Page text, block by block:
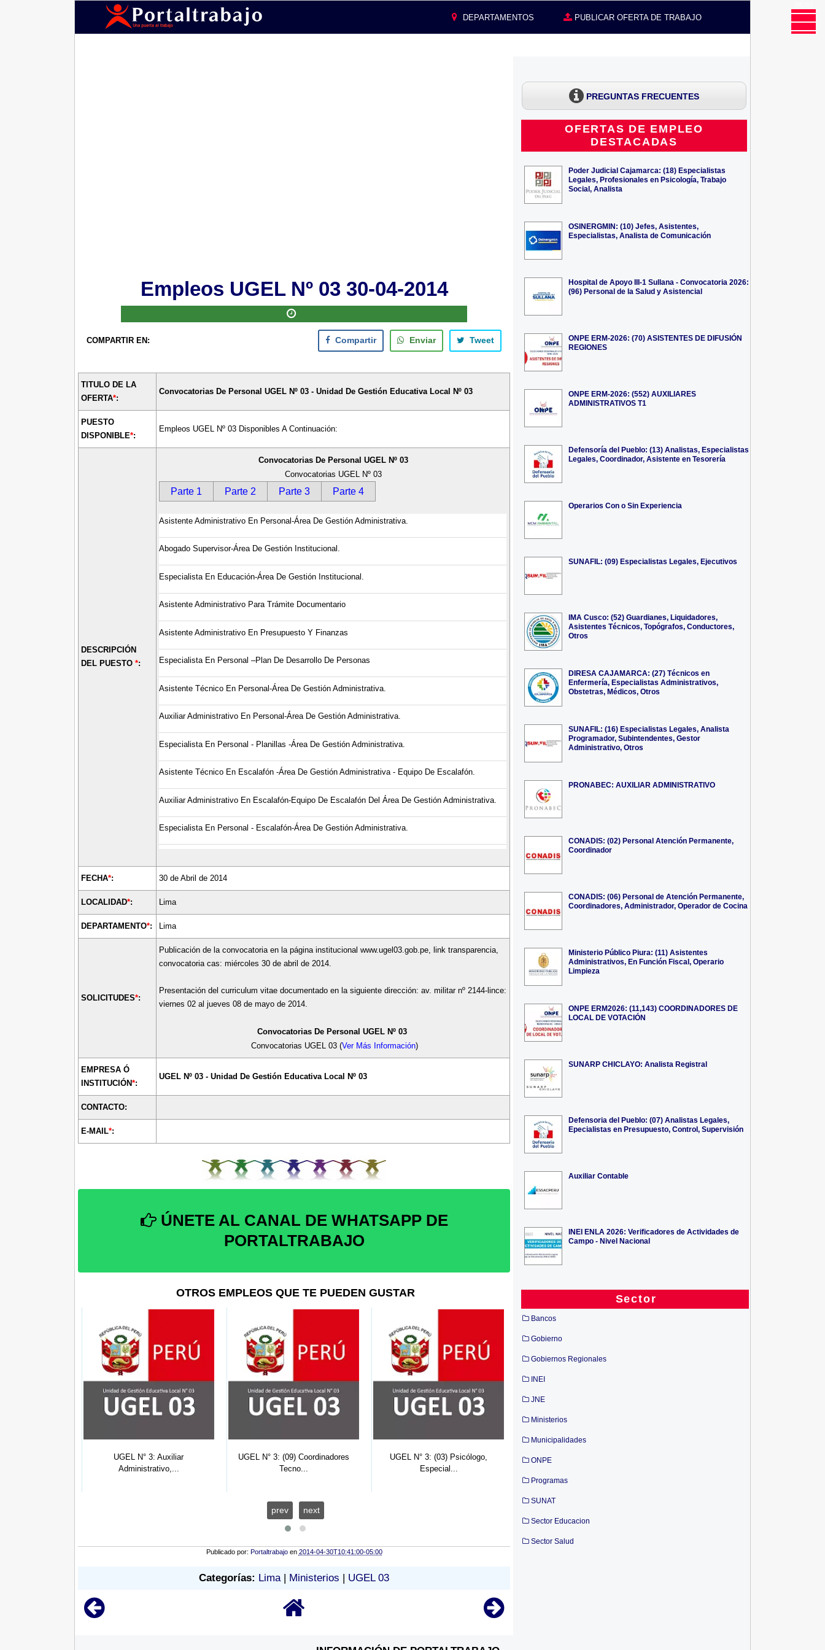
DEPARTAMENTOS PUBLICAR OFERTA DE TRABAJO
Empleos UGEL Nº 03 30-04-2014
COMPARTIR EN: Compartir Enviar Tweet
TITULO DE LA
OFERTA*:
Convocatorias De Personal UGEL Nº 03 - Unidad De Gestión Educativa Local Nº 03
PUESTO
DISPONIBLE*:
Empleos UGEL Nº 03 Disponibles A Continuación:
DESCRIPCIÓN
DEL PUESTO *:
Convocatorias De Personal UGEL Nº 03
Convocatorias UGEL Nº 03
Parte 1 Parte 2 Parte 3 Parte 4
Asistente Administrativo En Personal-Área De Gestión Administrativa.
Abogado Supervisor-Área De Gestión Institucional.
Especialista En Educación-Área De Gestión Institucional.
Asistente Administrativo Para Trámite Documentario
Asistente Administrativo En Presupuesto Y Finanzas
Especialista En Personal –Plan De Desarrollo De Personas
Asistente Técnico En Personal-Área De Gestión Administrativa.
Auxiliar Administrativo En Personal-Área De Gestión Administrativa.
Especialista En Personal - Planillas -Área De Gestión Administrativa.
Asistente Técnico En Escalafón -Área De Gestión Administrativa - Equipo De Escalafón.
Auxiliar Administrativo En Escalafón-Equipo De Escalafón Del Área De Gestión Administrativa.
Especialista En Personal - Escalafón-Área De Gestión Administrativa.
FECHA*: 30 de Abril de 2014
LOCALIDAD*: Lima
DEPARTAMENTO*: Lima
SOLICITUDES*:
Publicación de la convocatoria en la página institucional www.ugel03.gob.pe, link transparencia,
convocatoria cas: miércoles 30 de abril de 2014.
Presentación del curriculum vitae documentado en la siguiente dirección: av. militar nº 2144-lince:
viernes 02 al jueves 08 de mayo de 2014.
Convocatorias De Personal UGEL Nº 03
Convocatorias UGEL 03 (Ver Más Información)
EMPRESA Ó
INSTITUCIÓN*:
UGEL Nº 03 - Unidad De Gestión Educativa Local Nº 03
CONTACTO:
E-MAIL*:
ÚNETE AL CANAL DE WHATSAPP DE
PORTALTRABAJO
OTROS EMPLEOS QUE TE PUEDEN GUSTAR
UGEL N° 3: Auxiliar
Administrativo,...
UGEL N° 3: (09) Coordinadores
Tecno...
UGEL N° 3: (03) Psicólogo,
Especial...
prev next
Publicado por: Portaltrabajo en 2014-04-30T10:41:00-05:00
Categorías: Lima| Ministerios UGEL 03
PREGUNTAS FRECUENTES
OFERTAS DE EMPLEO
DESTACADAS
Poder Judicial Cajamarca: (18) Especialistas
Legales, Profesionales en Psicología, Trabajo
Social, Analista
OSINERGMIN: (10) Jefes, Asistentes,
Especialistas, Analista de Comunicación
Hospital de Apoyo III-1 Sullana - Convocatoria 2026:
(96) Personal de la Salud y Asistencial
ONPE ERM-2026: (70) ASISTENTES DE DIFUSIÓN
REGIONES
ONPE ERM-2026: (552) AUXILIARES
ADMINISTRATIVOS T1
Defensoría del Pueblo: (13) Analistas, Especialistas
Legales, Coordinador, Asistente en Tesorería
Operarios Con o Sin Experiencia
SUNAFIL: (09) Especialistas Legales, Ejecutivos
IMA Cusco: (52) Guardianes, Liquidadores,
Asistentes Técnicos, Topógrafos, Conductores,
Otros
DIRESA CAJAMARCA: (27) Técnicos en
Enfermería, Especialistas Administrativos,
Obstetras, Médicos, Otros
SUNAFIL: (16) Especialistas Legales, Analista
Programador, Subintendentes, Gestor
Administrativo, Otros
PRONABEC: AUXILIAR ADMINISTRATIVO
CONADIS: (02) Personal Atención Permanente,
Coordinador
CONADIS: (06) Personal de Atención Permanente,
Coordinadores, Administrador, Operador de Cocina
Ministerio Público Piura: (11) Asistentes
Administrativos, En Función Fiscal, Operario
Limpieza
ONPE ERM2026: (11,143) COORDINADORES DE
LOCAL DE VOTACIÓN
SUNARP CHICLAYO: Analista Registral
Defensoria del Pueblo: (07) Analistas Legales,
Epecialistas en Presupuesto, Control, Supervisión
Auxiliar Contable
INEI ENLA 2026: Verificadores de Actividades de
Campo - Nivel Nacional
Sector
Bancos
Gobierno
Gobiernos Regionales
INEI
JNE
Ministerios
Municipalidades
ONPE
Programas
SUNAT
Sector Educacion
Sector Salud